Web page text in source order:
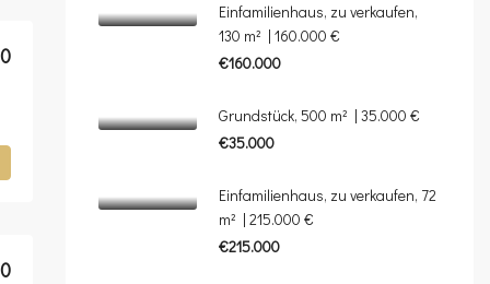
Einfamilienhaus, zu verkaufen,
130 m² | 160.000 €
€160.000
Grundstück, 500 m² | 35.000 €
€35.000
Einfamilienhaus, zu verkaufen, 72
m² | 215.000 €
€215.000